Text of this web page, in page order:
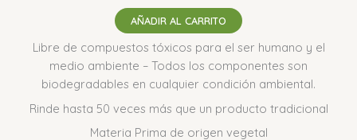
AÑADIR AL CARRITO
Libre de compuestos tóxicos para el ser humano y el
medio ambiente – Todos los componentes son
biodegradables en cualquier condición ambiental.
Rinde hasta 50 veces más que un producto tradicional
Materia Prima de origen vegetal